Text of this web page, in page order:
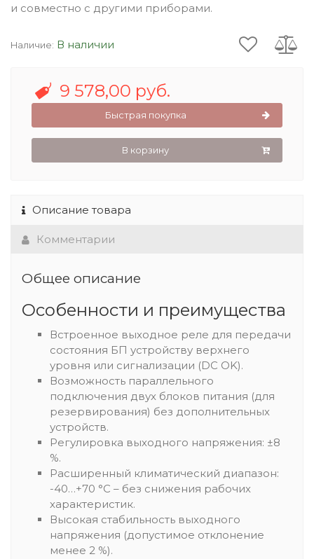
и совместно с другими приборами.
Наличие: В наличии
9 578,00 руб.
Быстрая покупка
В корзину
Описание товара
Комментарии
Общее описание
Особенности и преимущества
Встроенное выходное реле для передачи
состояния БП устройству верхнего
уровня или сигнализации (DC OK).
Возможность параллельного
подключения двух блоков питания (для
резервирования) без дополнительных
устройств.
Регулировка выходного напряжения: ±8
%.
Расширенный климатический диапазон:
-40…+70 °С – без снижения рабочих
характеристик.
Высокая стабильность выходного
напряжения (допустимое отклонение
менее 2 %).